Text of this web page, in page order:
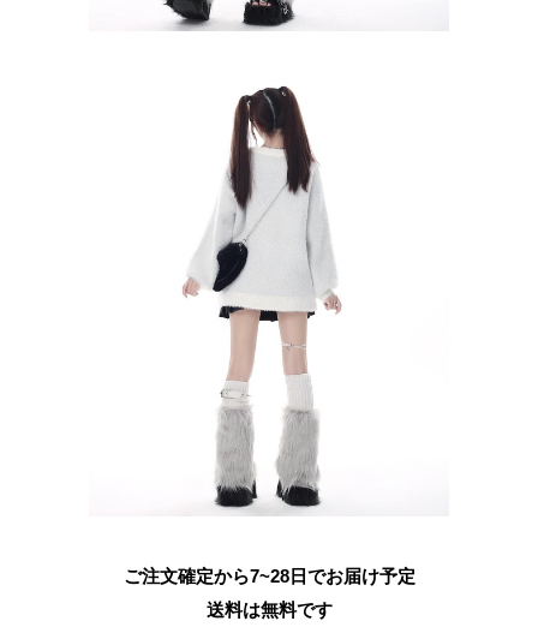
ご注文確定から7~28日でお届け予定
送料は無料です